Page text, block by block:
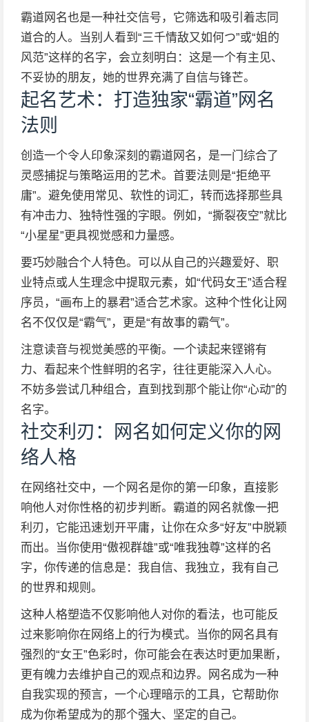
霸道网名也是一种社交信号，它筛选和吸引着志同
道合的人。当别人看到“三千情敌又如何つ”或“姐的
风范”这样的名字，会立刻明白：这是一个有主见、
不妥协的朋友，她的世界充满了自信与锋芒。
起名艺术：打造独家“霸道”网名
法则
创造一个令人印象深刻的霸道网名，是一门综合了
灵感捕捉与策略运用的艺术。首要法则是“拒绝平
庸”。避免使用常见、软性的词汇，转而选择那些具
有冲击力、独特性强的字眼。例如，“撕裂夜空”就比
“小星星”更具视觉感和力量感。
要巧妙融合个人特色。可以从自己的兴趣爱好、职
业特点或人生理念中提取元素，如“代码女王”适合程
序员，“画布上的暴君”适合艺术家。这种个性化让网
名不仅仅是“霸气”，更是“有故事的霸气”。
注意读音与视觉美感的平衡。一个读起来铿锵有
力、看起来个性鲜明的名字，往往更能深入人心。
不妨多尝试几种组合，直到找到那个能让你“心动”的
名字。
社交利刃：网名如何定义你的网
络人格
在网络社交中，一个网名是你的第一印象，直接影
响他人对你性格的初步判断。霸道的网名就像一把
利刃，它能迅速划开平庸，让你在众多“好友”中脱颖
而出。当你使用“傲视群雄”或“唯我独尊”这样的名
字，你传递的信息是：我自信、我独立，我有自己
的世界和规则。
这种人格塑造不仅影响他人对你的看法，也可能反
过来影响你在网络上的行为模式。当你的网名具有
强烈的“女王”色彩时，你可能会在表达时更加果断，
更有魄力去维护自己的观点和边界。网名成为一种
自我实现的预言，一个心理暗示的工具，它帮助你
成为你希望成为的那个强大、坚定的自己。